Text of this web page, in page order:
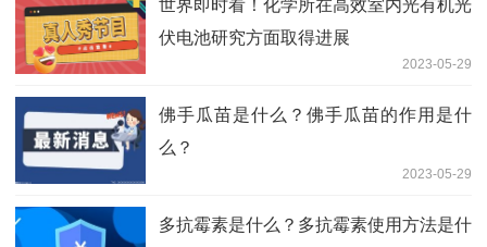
世界即时看！化学所在高效室内光有机光
伏电池研究方面取得进展
2023-05-29
佛手瓜苗是什么？佛手瓜苗的作用是什
么？
2023-05-29
多抗霉素是什么？多抗霉素使用方法是什